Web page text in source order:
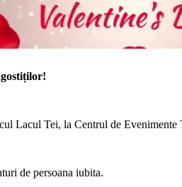
Lacul Tei, la Centrul de Evenimente
de persoana iubita.